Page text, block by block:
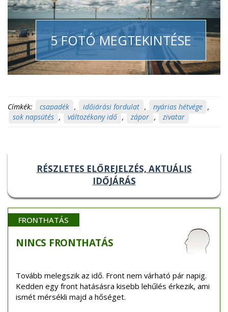
5 FOTÓ MEGTEKINTÉSE
Címkék: csapadék , időjárási fordulat , nyárias hétvége ,
sok napsütés , változékony idő , zápor , zivatar
RÉSZLETES ELŐREJELZÉS, AKTUÁLIS
IDŐJÁRÁS
FRONTHATÁS
NINCS FRONTHATÁS
Tovább melegszik az idő. Front nem várható pár napig.
Kedden egy front hatásásra kisebb lehűlés érkezik, ami
ismét mérsékli majd a hőséget.